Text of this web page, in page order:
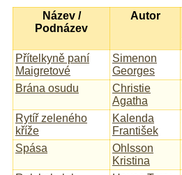
Název /
Podnázev
Autor
Přítelkyně paní
Maigretové
Simenon
Georges
Brána osudu
Christie
Agatha
Rytíř zeleného
kříže
Kalenda
František
Spása
Ohlsson
Kristina